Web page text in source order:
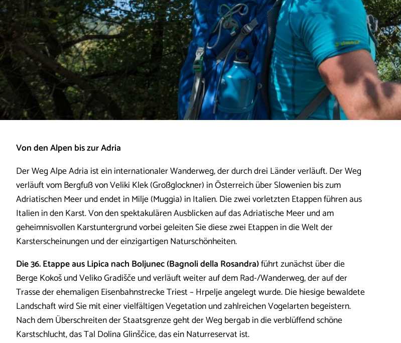
Von den Alpen bis zur Adria
Der Weg Alpe Adria ist ein internationaler Wanderweg, der durch drei Länder verläuft. Der Weg
verläuft vom Bergfuß von Veliki Klek (Großglockner) in Österreich über Slowenien bis zum
Adriatischen Meer und endet in Milje (Muggia) in Italien. Die zwei vorletzten Etappen führen aus
Italien in den Karst. Von den spektakulären Ausblicken auf das Adriatische Meer und am
geheimnisvollen Karstuntergrund vorbei geleiten Sie diese zwei Etappen in die Welt der
Karsterscheinungen und der einzigartigen Naturschönheiten.
Die 36. Etappe aus Lipica nach Boljunec (Bagnoli della Rosandra)führt zunächst über die
Berge Kokoš und Veliko Gradišče und verläuft weiter auf dem Rad-/Wanderweg, der auf der
Trasse der ehemaligen Eisenbahnstrecke Triest – Hrpelje angelegt wurde. Die hiesige bewaldete
Landschaft wird Sie mit einer vielfältigen Vegetation und zahlreichen Vogelarten begeistern.
Nach dem Überschreiten der Staatsgrenze geht der Weg bergab in die verblüffend schöne
Karstschlucht, das Tal Dolina Glinščice, das ein Naturreservat ist.